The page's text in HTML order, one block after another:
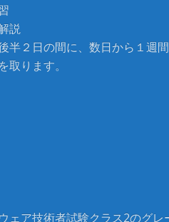
説
半２日の間に、数日から１週
取ります。
ェア技術者試験クラス2のグレ